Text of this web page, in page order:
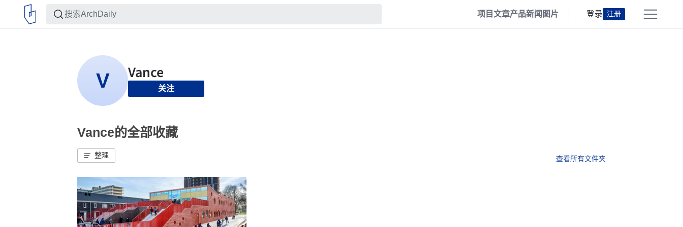
项目文章产品新闻 图片 登录 注册
关注
Vance的全部收藏
整理 查看所有文件夹